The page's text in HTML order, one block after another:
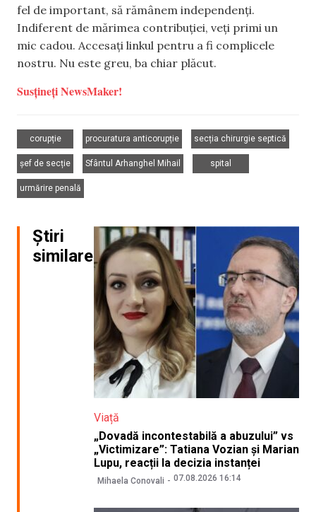
fel de important, să rămânem independenți.
Indiferent de mărimea contribuției, veți primi un
mic cadou. Accesați linkul pentru a fi complicele
nostru. Nu este greu, ba chiar plăcut.
Susțineți NewsMaker!
corupție
procuratura anticorupție
secția chirurgie septică
șef de secție
Sfântul Arhanghel Mihail
spital
urmărire penală
Știri
similare
Viață
„Dovadă incontestabilă a abuzului” vs
„Victimizare”: Tatiana Vozian și Marian
Lupu, reacții la decizia instanței
Mihaela Conovali 07.08.2026 16:14